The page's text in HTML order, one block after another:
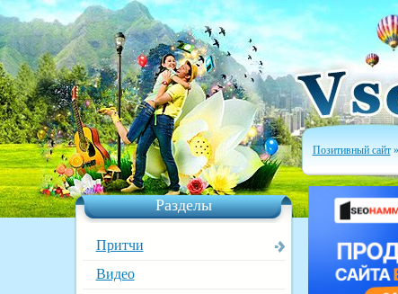
Разделы
Притчи
Видео
Позитивный сайт»